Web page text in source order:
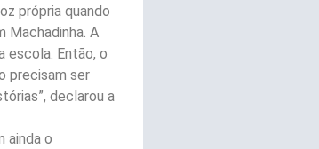
própria quando
Machadinha. A
escola. Então, o
precisam ser
declarou a
ainda o